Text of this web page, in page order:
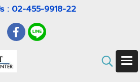
: 02-455-9918-22